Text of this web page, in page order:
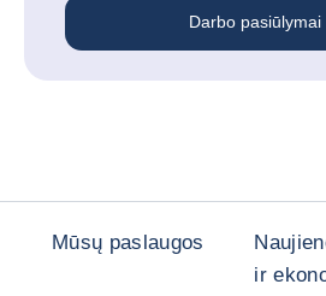
Darbo pasiūlymai
Mūsų paslaugos
ir